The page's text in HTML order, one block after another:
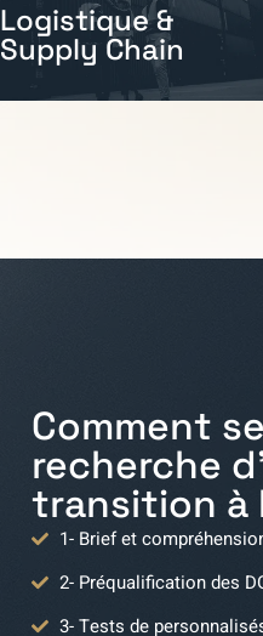
Logistique &
Supply Chain
Comment
recherche
transition à
1- Brief et
2- Préqualification des
3- Tests de